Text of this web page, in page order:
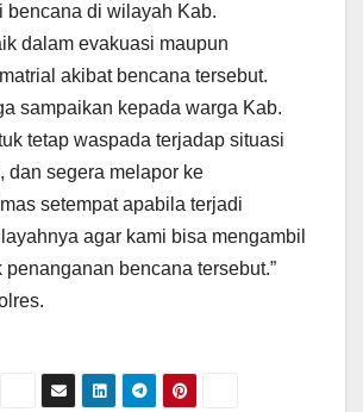
bencana di wilayah Kab.
dalam evakuasi maupun
akibat bencana tersebut.
sampaikan kepada warga Kab.
tetap waspada terjadap situasi
dan segera melapor ke
setempat apabila terjadi
agar kami bisa mengambil
penanganan bencana tersebut.”